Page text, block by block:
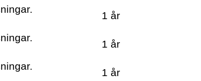
sidan 1 år
1 år
1 år